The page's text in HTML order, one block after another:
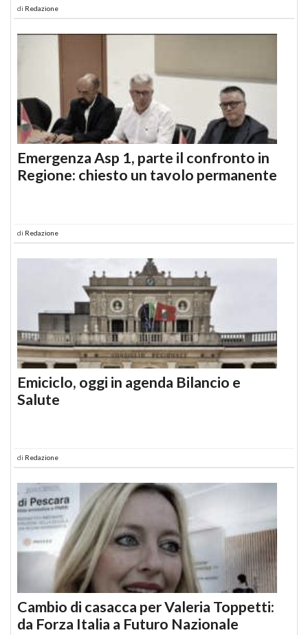
di Redazione
Emergenza Asp 1, parte il confronto in
Regione: chiesto un tavolo permanente
di Redazione
Emiciclo, oggi in agenda Bilancio e
Salute
di Redazione
Cambio di casacca per Valeria Toppetti:
da Forza Italia a Futuro Nazionale